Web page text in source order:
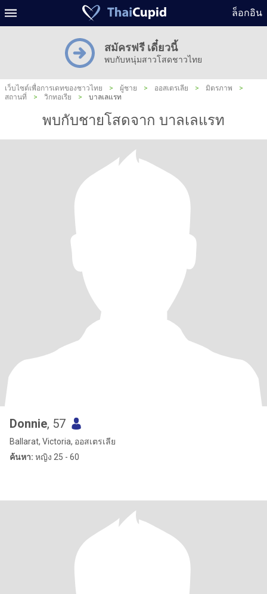
ล็อกอิน
สมัครฟรี เดี๋ยวนี้
พบกับหนุ่มสาวโสดชาวไทย
เว็บไซต์เพื่อการเดทของชาวไทย > ผู้ชาย > ออสเตรเลีย > มิตรภาพ
>
สถานที่
> วิกทอเรีย > บาลเลแรท
พบกับชายโสดจาก บาลเลแรท
Donnie, 57
Ballarat, Victoria, ออสเตรเลีย
ค้นหา: หญิง 25 - 60